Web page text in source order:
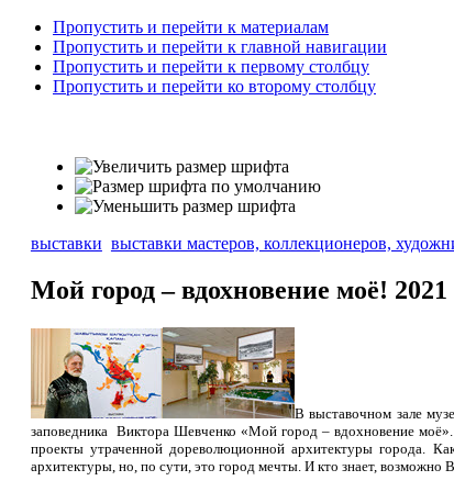
Пропустить и перейти к материалам
Пропустить и перейти к главной навигации
Пропустить и перейти к первому столбцу
Пропустить и перейти ко второму столбцу
выставки выставки мастеров, коллекционеров,
Мой город – вдохновение моё! 2021
В выставочном зале
заповедника Виктора Шевченко «Мой город – вдохновение моё».
проекты утраченной дореволюционной архитектуры города.
архитектуры, но, по сути, это город мечты. И кто знает,